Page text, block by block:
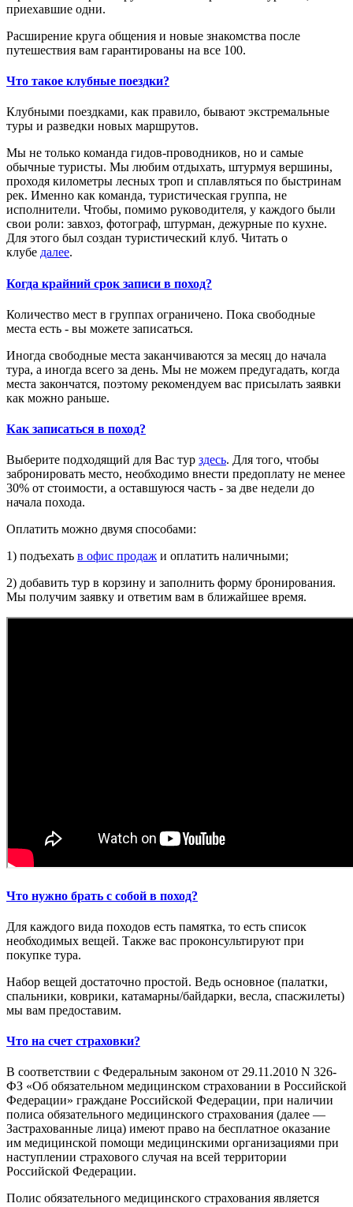
приехавшие одни.
Расширение круга общения и новые знакомства после
путешествия вам гарантированы на все 100.
Что такое клубные поездки?
Клубными поездками, как правило, бывают экстремальные
туры и разведки новых маршрутов.
Мы не только команда гидов-проводников, но и самые
обычные туристы. Мы любим отдыхать, штурмуя вершины,
проходя километры лесных троп и сплавляться по быстринам
рек. Именно как команда, туристическая группа, не
исполнители. Чтобы, помимо руководителя, у каждого были
свои роли: завхоз, фотограф, штурман, дежурные по кухне.
Для этого был создан туристический клуб. Читать о
клубе далее.
Когда крайний срок записи в поход?
Количество мест в группах ограничено. Пока свободные
места есть - вы можете записаться.
Иногда свободные места заканчиваются за месяц до начала
тура, а иногда всего за день. Мы не можем предугадать, когда
места закончатся, поэтому рекомендуем вас присылать заявки
как можно раньше.
Как записаться в поход?
Выберите подходящий для Вас тур здесь. Для того, чтобы
забронировать место, необходимо внести предоплату не менее
30% от стоимости, а оставшуюся часть - за две недели до
начала похода.
Оплатить можно двумя способами:
1) подъехать в офис продаж и оплатить наличными;
2) добавить тур в корзину и заполнить форму бронирования.
Мы получим заявку и ответим вам в ближайшее время.
Что нужно брать с собой в поход?
Для каждого вида походов есть памятка, то есть список
необходимых вещей. Также вас проконсультируют при
покупке тура.
Набор вещей достаточно простой. Ведь основное (палатки,
спальники, коврики, катамарны/байдарки, весла, спасжилеты)
мы вам предоставим.
Что на счет страховки?
В соответствии с Федеральным законом от 29.11.2010 N 326-
ФЗ «Об обязательном медицинском страховании в Российской
Федерации» граждане Российской Федерации, при наличии
полиса обязательного медицинского страхования (далее —
Застрахованные лица) имеют право на бесплатное оказание
им медицинской помощи медицинскими организациями при
наступлении страхового случая на всей территории
Российской Федерации.
Полис обязательного медицинского страхования является